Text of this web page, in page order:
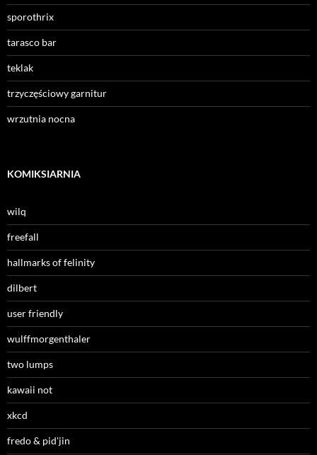
sporothrix
tarasco bar
teklak
trzyczęściowy garnitur
wrzutnia nocna
KOMIKSIARNIA
wilq
freefall
hallmarks of felinity
dilbert
user friendly
wulffmorgenthaler
two lumps
kawaii not
xkcd
fredo & pid'jin